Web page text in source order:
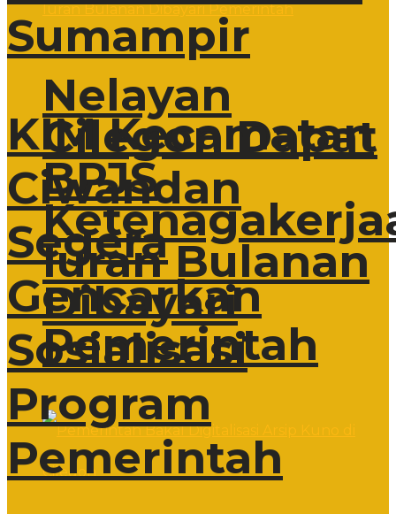
Nelayan
Cilegon Dapat
BPJS
Iuran Bulanan
Dibayari
Pemerintah
Sumampir
KIM Kecamatan
Ciwandan
Segera
Gencarkan
Sosialisasi
Program
Pemerintah